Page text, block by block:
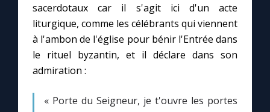
sacerdotaux car il s'agit ici d'un acte
liturgique, comme les célébrants qui viennent
à l'ambon de l'église pour bénir l'Entrée dans
le rituel byzantin, et il déclare dans son
admiration :
« Porte du Seigneur, je t'ouvre les portes